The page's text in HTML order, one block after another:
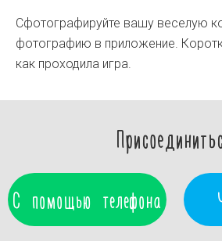
Сфотографируйте вашу веселую
фотографию в приложение.
как проходила игра.
С помощью телефона